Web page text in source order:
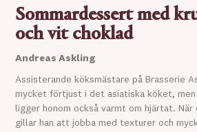
Sommardessert med
och vit choklad
Andreas Askling
Assisterande köksmästare på Brasserie
mycket förtjust i det asiatiska köket,
ligger honom också varmt om hjärtat.
gillar han att jobba med texturer och